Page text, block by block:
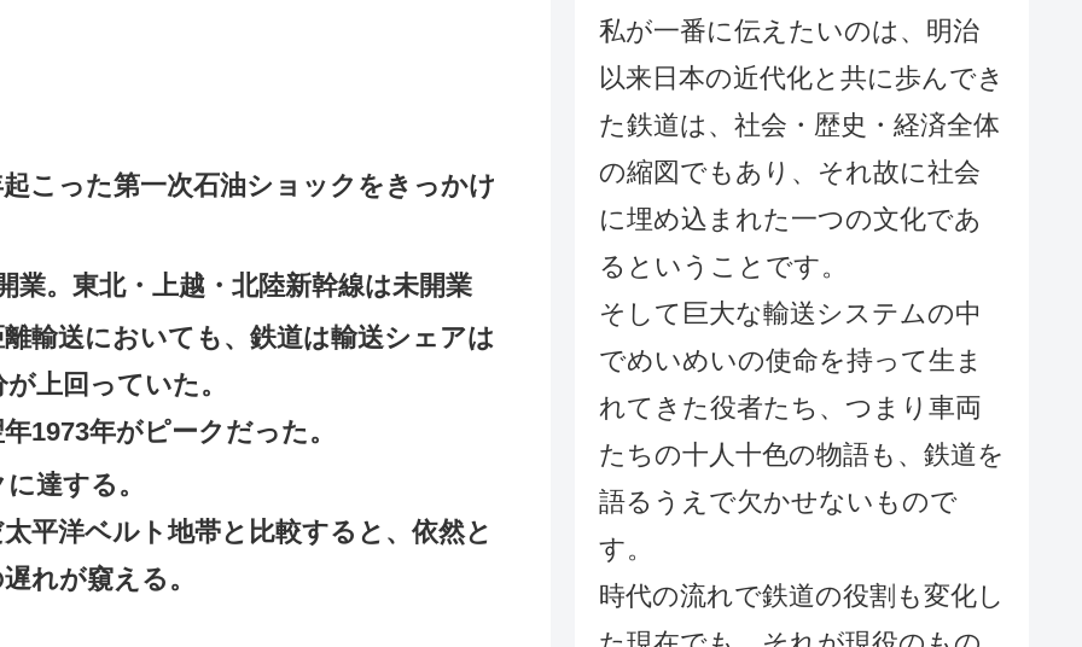
こった第一次石油ショックをきっかけ
業。東北・上越・北陸新幹線は未開業
輸送においても、鉄道は輸送シェアは
上回っていた。
1973年がピークだった。
達する。
平洋ベルト地帯と比較すると、依然と
れが窺える。
私が一番に伝えたいのは、明治
以来日本の近代化と共に歩んでき
た鉄道は、社会・歴史・経済全体
の縮図でもあり、それ故に社会
に埋め込まれた一つの文化であ
るということです。
そして巨大な輸送システムの中
でめいめいの使命を持って生ま
れてきた役者たち、つまり車両
たちの十人十色の物語も、鉄道を
語るうえで欠かせないもので
す。
時代の流れで鉄道の役割も変化し